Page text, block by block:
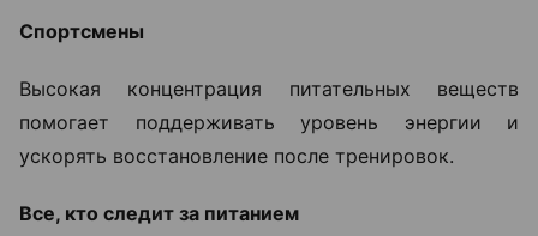
Спортсмены
Высокая концентрация питательных веществ
помогает поддерживать уровень энергии и
ускорять восстановление после тренировок.
Все, кто следит за питанием